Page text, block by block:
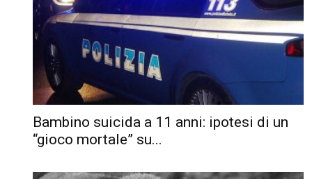
Bambino suicida a 11 anni: ipotesi di un
“gioco mortale” su...